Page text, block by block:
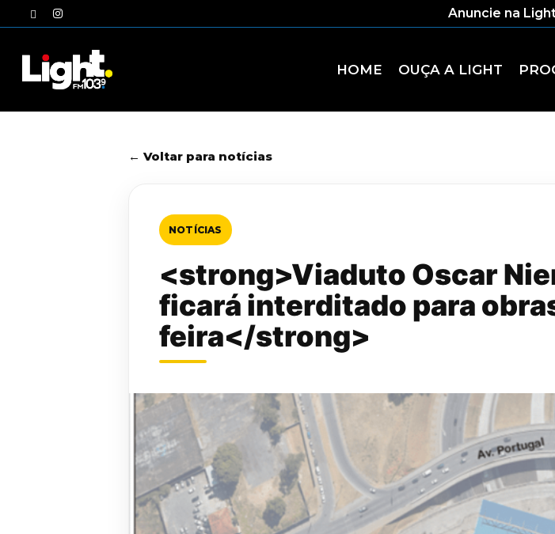
to
twitterinstagram Anuncie na
HOME OUÇA A LIGHT
← Voltar para notícias
NOTÍCIAS
<strong>Viaduto Oscar
ficará interditado para
feira</strong>